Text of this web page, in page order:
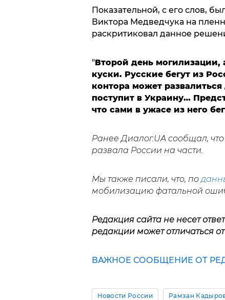
Показательной, с его слов,
Виктора Медведчука на
раскритиковал данное
"Второй день могилизации,
куски. Русские бегут из
контора может
поступит в Украину…
что сами в ужасе из него
Ранее Диалог.UA сообщал,
развала России на части.
Мы также писали, что, по
мобилизацию фатальной
Редакция сайта не несет
редакции может отличаться от
ВАЖНОЕ СООБЩЕНИЕ ОТ
Новости России Рамзан